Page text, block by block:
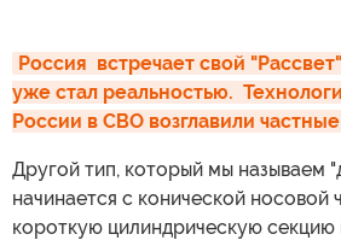
Россия  встречает свой
уже стал реальностью.
России в СВО возглавили
Другой тип, который мы называем
начинается с конической носовой
короткую цилиндрическую секцию